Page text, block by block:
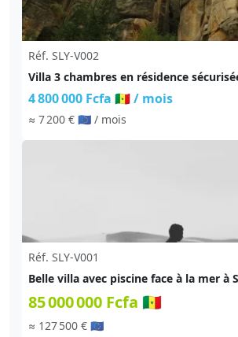
Réf. SLY-V002
Villa 3 chambres en résidence
4 800 000 Fcfa 🇸🇳/ mois
≈ 7 200 € 🇪🇺 / mois
Réf. SLY-V001
Belle villa avec piscine face à la mer à
85 000 000 Fcfa 🇸🇳
≈ 127 500 € 🇪🇺